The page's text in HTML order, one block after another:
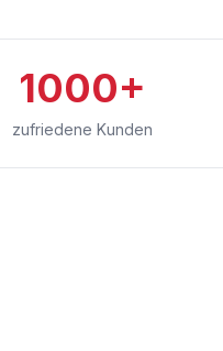
1000+
zufriedene Kunden